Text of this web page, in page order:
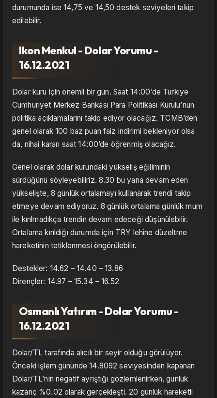
durumunda ise 14,75 ve 14,50 destek seviyeleri takip
edilebilir.
Ikon Menkul - Dolar Yorumu -
16.12.2021
Dolar kuru için önemli bir gün. Saat 14:00’de Türkiye
Cumhuriyet Merkez Bankası Para Politikası Kurulu’nun
politika açıklamalarını takip ediyor olacağız. TCMB’den
genel olarak 100 baz puan faiz indirimi bekleniyor olsa
da, nihai kararı saat 14:00’de öğrenmiş olacağız.
Genel olarak dolar kurundaki yükseliş eğiliminin
sürdüğünü söyleyebiliriz. 8.30 bu yana devam eden
yükselişte, 8 günlük ortalamayı kullanarak trendi takip
etmeye devam ediyoruz. 8 günlük ortalama günlük mum
ile kırılmadıkça trendin devam edeceği düşünülebilir.
Ortalama kırıldığı durumda için TRY lehine düzeltme
hareketinin tetiklenmesi öngörülebilir.
Destekler: 14.62 – 14.40 – 13.86
Dirençler: 14.97 – 15.34 – 16.52
Osmanlı Yatırım - Dolar Yorumu -
16.12.2021
Dolar/TL tarafında alıcılı bir seyir olduğu görülüyor.
Önceki işlem gününde 14.8092 seviyesinden kapanan
Dolar/TL’nin negatif ayrıştığı gözlemlenirken, günlük
kazanç %0.02 olarak gerçekleşti. 20 günlük hareketli